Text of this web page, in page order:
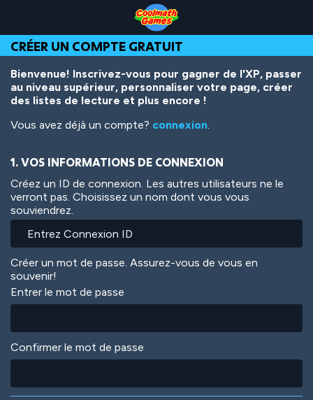
Top
of
Page
Navigation
Main
Content
Footer
contenu
principal
CRÉER UN COMPTE GRATUIT
Bienvenue! Inscrivez-vous pour gagner de l'XP, passer
au niveau supérieur, personnaliser votre page, créer
des listes de lecture et plus encore !
Vous avez déjà un compte? connexion.
1. VOS INFORMATIONS DE CONNEXION
Créez un ID de connexion. Les autres utilisateurs ne le
verront pas. Choisissez un nom dont vous vous
souviendrez.
Créer un mot de passe. Assurez-vous de vous en
souvenir!
Entrer le mot de passe
Confirmer le mot de passe